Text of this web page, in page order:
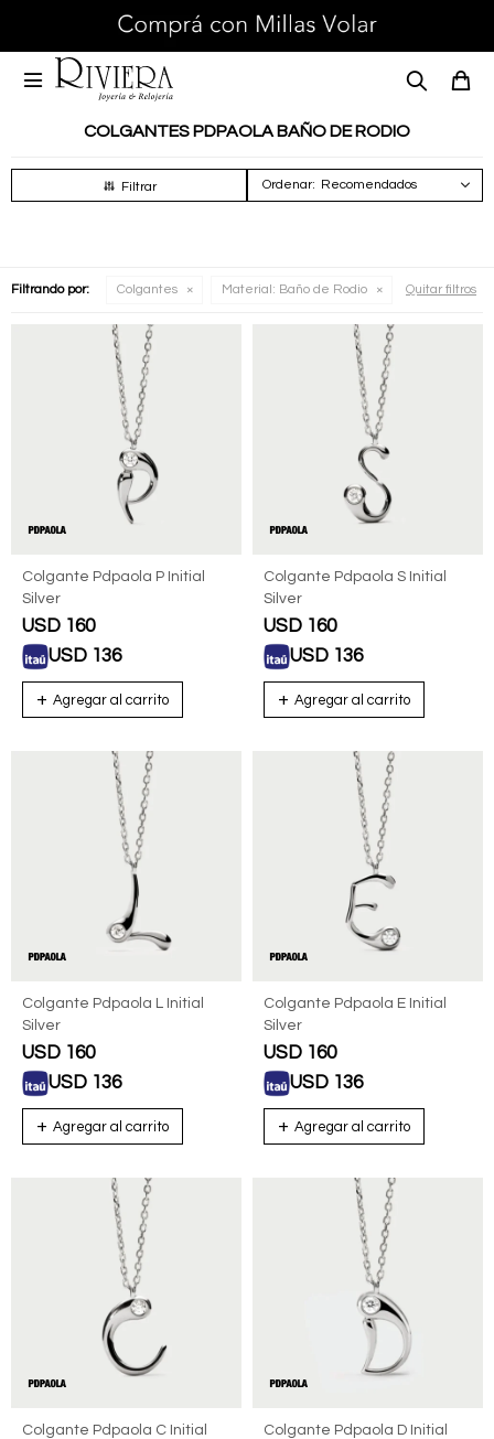

COLGANTES PDPAOLA BAÑO DE RODIO
Recomendados
Filtrando por: Colgantes Material: Baño de Rodio Quitar filtros
Colgante Pdpaola P Initial
Silver
USD 160
USD 136
Colgante Pdpaola S Initial
Silver
USD 160
USD 136
Colgante Pdpaola L Initial
Silver
USD 160
USD 136
Colgante Pdpaola E Initial
Silver
USD 160
USD 136
Colgante Pdpaola C Initial
Colgante Pdpaola D Initial